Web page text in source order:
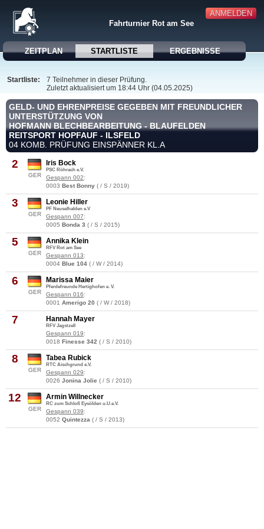
ANMELDEN
Fahrturnier Rot am See
ZEITPLAN STARTLISTE ERGEBNISSE
Startliste:
7 Teilnehmer in dieser Prüfung.
Zuletzt aktualisiert um 18:44 Uhr (04.05.2025)
GELD- UND EHRENPREISE GEGEBEN MIT FREUNDLICHER
UNTERSTÜTZUNG VON
HOFMANN BLECHBEARBEITUNG - BLAUFELDEN
REITSPORT HOPFAUF - ILSFELD
04 KOMB. PRÜFUNG EINSPÄNNER KL.A
2
GER
Iris Bock
PSC Röhrach e.V.
Gespann 002:
0003 Best Bonny ( / S / 2019)
3
GER
Leonie Hiller
PF Neuselhalden e.V
Gespann 007:
0005 Bonda 3 ( / S / 2015)
5
GER
Annika Klein
RFV Rot am See
Gespann 013:
0004 Blue 104 ( / W / 2014)
6
GER
Marissa Maier
Pferdefreunde Hertighofen e. V.
Gespann 016:
0001 Amerigo 20 ( / W / 2018)
7 Hannah Mayer
RFV Jagstzell
Gespann 019:
0018 Finesse 342 ( / S / 2010)
8
GER
Tabea Rubick
RTC Aischgrund e.V.
Gespann 029:
0026 Jonina Jolie ( / S / 2010)
12
GER
Armin Willnecker
RC zum Schloß Eysölden u.U.e.V.
Gespann 039:
0052 Quintezza ( / S / 2013)